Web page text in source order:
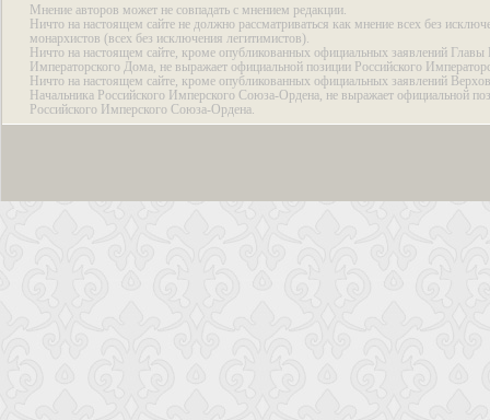
Мнение авторов может не совпадать с мнением редакции.
Ничто на настоящем сайте не должно рассматриваться как мнение всех без
монархистов (всех без исключения легитимистов).
Ничто на настоящем сайте, кроме опубликованных официальных заявлений Главы
Императорского Дома, не выражает официальной позиции Российского
Ничто на настоящем сайте, кроме опубликованных официальных заявлений
Начальника Российского Имперского Союза-Ордена, не выражает официальной
Российского Имперского Союза-Ордена.